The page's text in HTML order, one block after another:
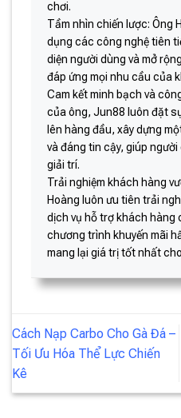
chơi.
Tầm nhìn chiến lược: Ông
dụng các công nghệ tiên
diện người dùng và mở
đáp ứng mọi nhu cầu của
Cam kết minh bạch và
của ông, Jun88 luôn đặt
lên hàng đầu, xây dựng
và đáng tin cậy, giúp
giải trí.
Trải nghiệm khách hàng
Hoàng luôn ưu tiên trải
dịch vụ hỗ trợ khách hàng
chương trình khuyến mãi
mang lại giá trị tốt nhất
Cách Nạp Carbo Cho Gà Đá –
Tối Ưu Hóa Thể Lực Chiến
Kê